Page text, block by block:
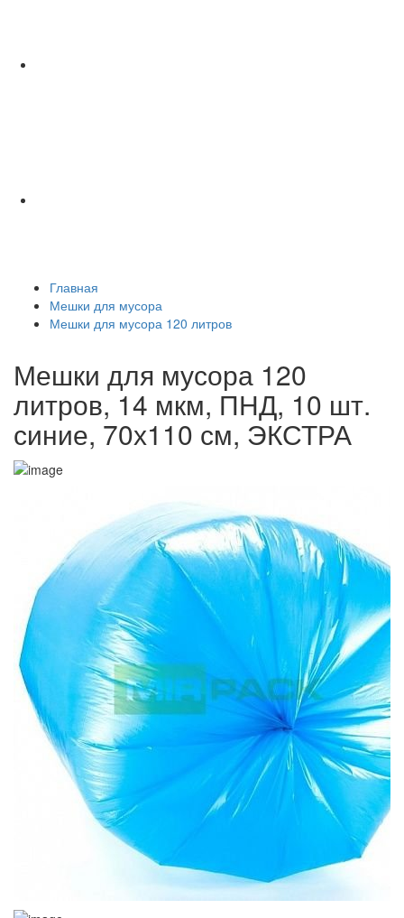
Главная
Мешки для мусора
Мешки для мусора 120 литров
Мешки для мусора 120
литров, 14 мкм, ПНД, 10 шт.
синие, 70х110 см, ЭКСТРА